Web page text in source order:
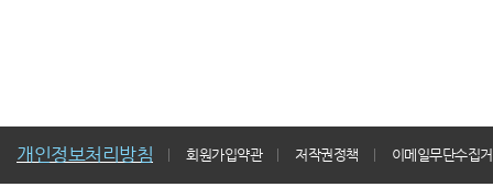
개인정보처리방침 회원가입약관 저작권정책 이메일무단수집